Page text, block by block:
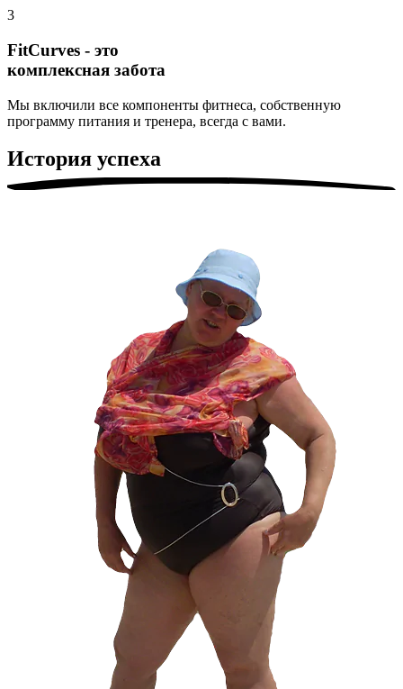
3
FitCurves - это
комплексная забота
Мы включили все компоненты фитнеса, собственную
программу питания и тренера, всегда с вами.
История успеха